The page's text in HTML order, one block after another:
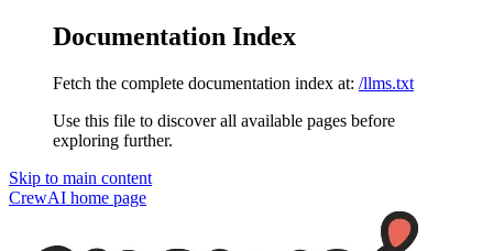
Documentation Index
Fetch the complete documentation index at: /llms.txt
Use this file to discover all available pages before
exploring further.
Skip to main content
CrewAI home page